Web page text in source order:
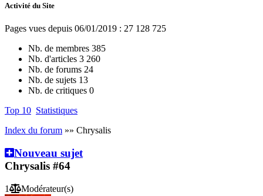
Activité du Site
Pages vues depuis 06/01/2019 : 27 128 725
Nb. de membres 385
Nb. d'articles 3 260
Nb. de forums 24
Nb. de sujets 13
Nb. de critiques 0
Top 10 Statistiques
Index du forum »» Chrysalis
Nouveau sujet
Chrysalis #64
1 Modérateur(s)